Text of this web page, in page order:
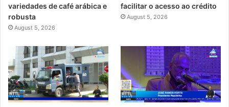
variedades de café arábica e
robusta
August 5, 2026
facilitar o acesso ao crédito
August 5, 2026